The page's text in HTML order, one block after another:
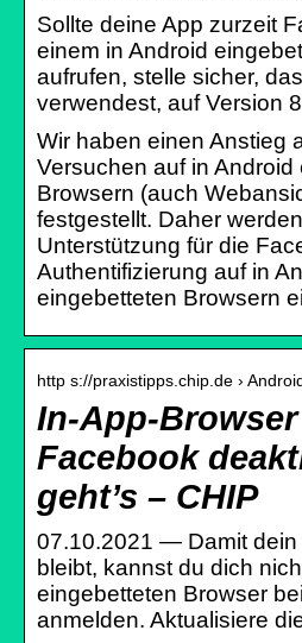
Sollte deine App zurzeit
einem in Android
aufrufen, stelle sicher,
verwendest, auf Version
Wir haben einen Anstieg
Versuchen auf in Android
Browsern (auch
festgestellt. Daher
Unterstützung für die
Authentifizierung auf in
eingebetteten Browsern
http s://praxistipps.chip.de ›
In-App-
Facebook
geht’s – CHIP
07.10.2021 — Damit dein
bleibt, kannst du dich
eingebetteten Browser
anmelden. Aktualisiere